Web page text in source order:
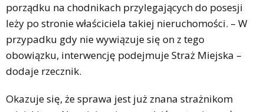
porządku na chodnikach przylegających do posesji
leży po stronie właściciela takiej nieruchomości. – W
przypadku gdy nie wywiązuje się on z tego
obowiązku, interwencję podejmuje Straż Miejska –
dodaje rzecznik.
Okazuje się, że sprawa jest już znana strażnikom